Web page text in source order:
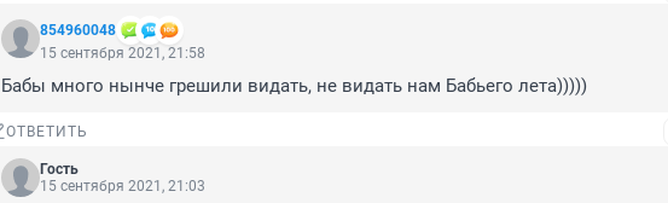
854960048
15 сентября 2021, 21:58
Бабы много нынче грешили видать, не видать нам Бабьего лета)))))
ОТВЕТИТЬ
Гость
15 сентября 2021, 21:03